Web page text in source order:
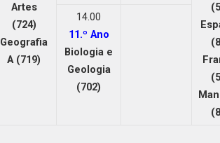
Artes
(724)
Geografia
A (719)
14.00
11.º Ano
Biologia e
Geologia
(702)